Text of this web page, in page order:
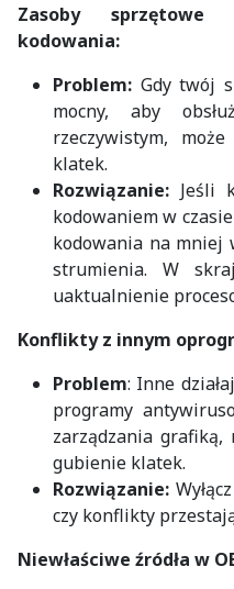
Zasoby
kodowania:
Problem: Gdy twój
mocny, aby
rzeczywistym,
klatek.
Rozwiązanie: Jeśli
kodowaniem w
kodowania na mniej
strumienia. W
uaktualnienie
Konflikty z innym
Problem: Inne
programy
zarządzania
gubienie klatek.
Rozwiązanie:
czy konflikty
Niewłaściwe źródła w